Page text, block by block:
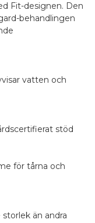
Fit-designen. Den
behandlingen
vatten och
stöd
för tårna och
än andra